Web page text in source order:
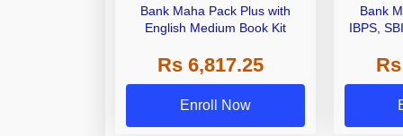
Bank Maha Pack Plus with
English Medium Book Kit
Rs 6,817.25
Enroll Now
Bank
IBPS,
Other